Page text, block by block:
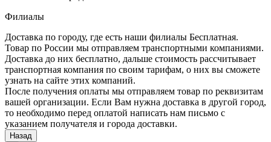
Филиалы
Доставка по городу, где есть наши филиалы Бесплатная.
Товар по России мы отправляем транспортными компаниями.
Доставка до них бесплатно, дальше стоимость рассчитывает
транспортная компания по своим тарифам, о них вы сможете
узнать на сайте этих компаний.
После получения оплаты мы отправляем товар по реквизитам
вашей организации. Если Вам нужна доставка в другой город,
то необходимо перед оплатой написать нам письмо с
указанием получателя и города доставки.
Назад